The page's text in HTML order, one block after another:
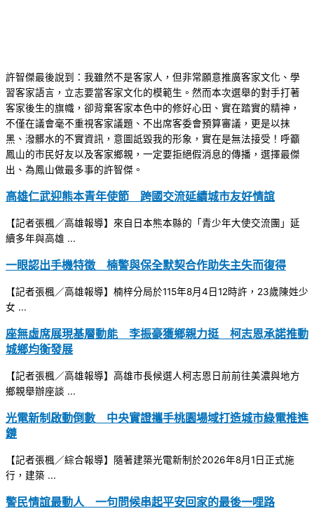
許智傑最後說到：我雖然不是客家人，但非常願意推廣客家文化、學
習客家語言，立志要當客家文化的模範生。然而本次選舉的對手打著
客家後生的旗幟，卻背棄客家本色中的修好心田、實在踏實的精神，
不僅在議會毫不重視客家議題、不出席客委會預算審議，更是以抹
黑、潑髒水的不實資訊，意圖詆毀我的形象，實在是無法接受！呼籲
鳳山的市民好友以及客家鄉親，一定要拒絕假消息的傳播，選擇最傑
出、為鳳山做最多事的許智傑。
高雄仁武迎熊本青年使節 跨國交流延續城市友好情誼
【記者張楓／高雄報導】來自日本熊本縣的「青少年大使交流團」延
續多年與高雄 ...
一眼認出手機特徵 楠警與保全默契合作助失主失而復得
【記者張楓／高雄報導】楠梓分局於115年8月4日12時許，23歲陳姓少
女 ...
座無虛席展現基層動能 李振豪獲鄉親力挺 柯志恩承諾推動
城鄉均衡發展
【記者張楓／高雄報導】高雄市長候選人柯志恩日前前往美濃與地方
鄉親舉辦座談 ...
光電新制啟動倒數 中央實證攜手桃園場域打造城市綠電推進
鏈
【記者張楓／綜合報導】隨著建築光電新制於2026年8月1日正式施
行，建築 ...
警民情誼最動人 一句問候串起平安回家的最後一哩路